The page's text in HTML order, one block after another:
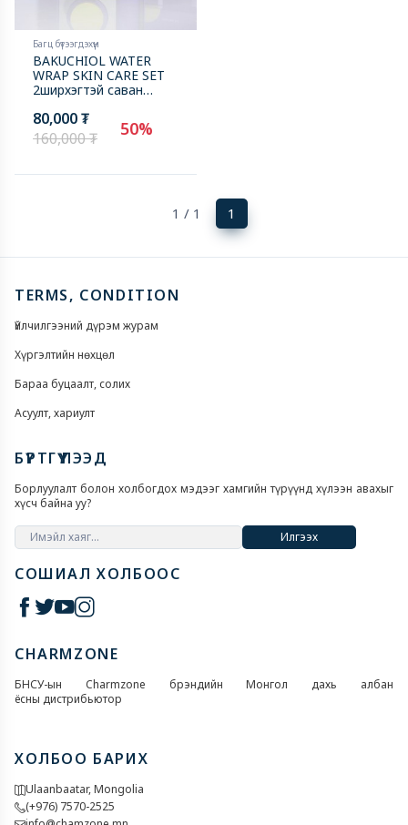
Багц бүтээгдэхүүн
BAKUCHIOL WATER
WRAP SKIN CARE SET
2ширхэгтэй саван
80,000 ₮
160,000 ₮
50%
1 / 1 1
TERMS, CONDITION
Үйлчилгээний дүрэм журам
Хүргэлтийн нөхцөл
Бараа буцаалт, солих
Асуулт, хариулт
БҮРТГҮҮЛЭЭД
Борлуулалт болон холбогдох мэдээг хамгийн түрүүнд хүлээн авахыг
хүсч байна уу?
Илгээх
СОШИАЛ ХОЛБООС
CHARMZONE
БНСУ-ын Charmzone брэндийн Монгол дахь албан
ёсны дистрибьютор
ХОЛБОО БАРИХ
Ulaanbaatar, Mongolia
(+976) 7570-2525